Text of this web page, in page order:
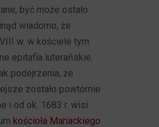
być może ostało
wiadomo, że
w. w kościele tym
epitafia luterańskie.
podejrzenia, że
zostało powtórnie
i od ok. 1683 r. wisi
kościoła Mariackiego